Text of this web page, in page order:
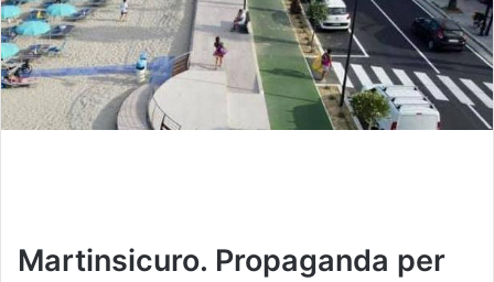
a
i
l
Martinsicuro. Propaganda per